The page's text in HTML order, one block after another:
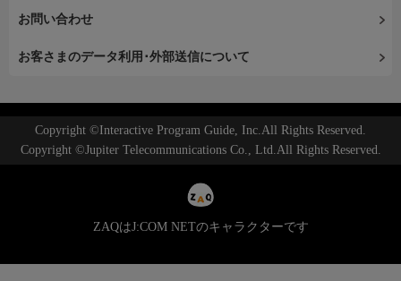
お問い合わせ
お客さまのデータ利用･外部送信について
Copyright ©Interactive Program Guide, Inc.All Rights Reserved.
Copyright ©Jupiter Telecommunications Co., Ltd.All Rights Reserved.
ZAQはJ:COM NETのキャラクターです